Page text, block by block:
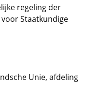
regeling der
Staatkundige
Unie, afdeling